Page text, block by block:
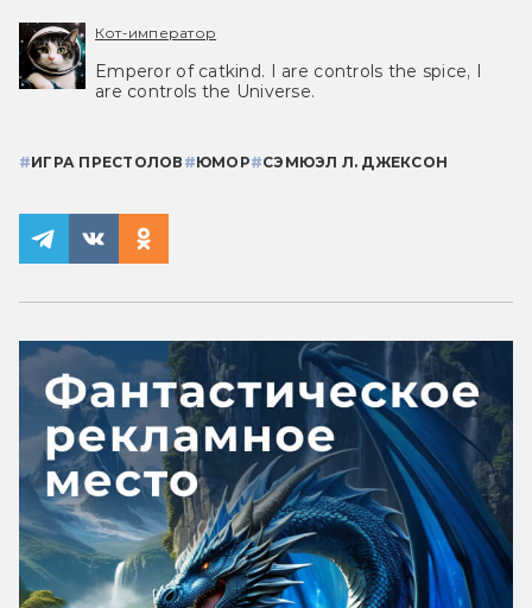
Кот-император
Emperor of catkind. I are controls the spice, I
are controls the Universe.
#ИГРА ПРЕСТОЛОВ #ЮМОР#СЭМЮЭЛ Л. ДЖЕКСОН